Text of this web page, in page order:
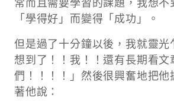
「學得好」而變得「成功」。
但是過了十分鐘以後，我就靈
想到了！！我！！還有長期看文
們！！！！」然後很興奮地把他
著他說：​​